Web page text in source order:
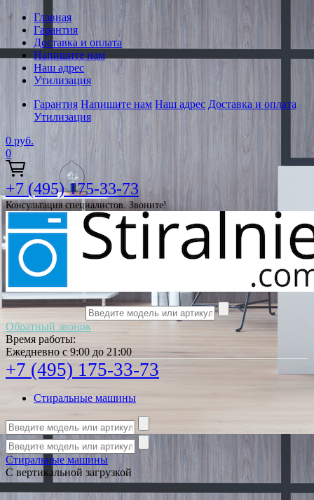
Главная
Гарантия
Доставка и оплата
Напишите нам
Наш адрес
Утилизация
Гарантия Напишите нам Наш адрес Доставка и оплата
Утилизация
0 руб.
0
+7 (495) 175-33-73
Консультация специалистов. Звоните!
Обратный звонок
Время работы:
Ежедневно с 9:00 до 21:00
+7 (495) 175-33-73
Стиральные машины
Стиральные машины
С вертикальной загрузкой